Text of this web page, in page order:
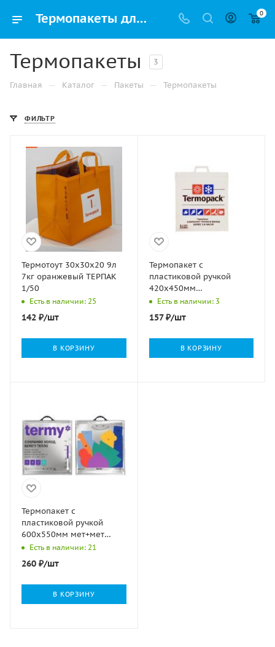
Термопакеты для продуктов купить оптом и в розницу с доставкой в Уфе 0
Термопакеты 3
Главная — Каталог — Пакеты — Термопакеты
ФИЛЬТР
Термотоут 30х30х20 9л
7кг оранжевый ТЕРПАК
1/50
Есть в наличии: 25
142 ₽/шт
В КОРЗИНУ
Термопакет с
пластиковой ручкой
420х450мм
ТЕРМОСПАКЕТ 10/100
Есть в наличии: 3
157₽/шт
В КОРЗИНУ
Термопакет с
пластиковой ручкой
600х550мм мет+мет
Termy Standart 1/60
Есть в наличии: 21
260 ₽/шт
В КОРЗИНУ